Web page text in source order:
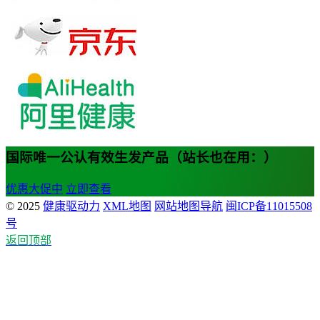
国际唯一公认有效生发产品（站长也在用：）
优惠大促中 立即查看
© 2025 健康驱动力 XML地图 网站地图导航 闽ICP备11015508
号
返回顶部